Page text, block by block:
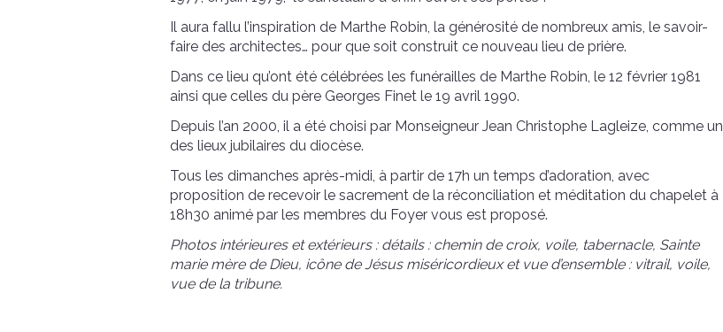
Il aura fallu l’inspiration de Marthe Robin, la générosité de nombreux amis, le savoir-
faire des architectes… pour que soit construit ce nouveau lieu de prière.
Dans ce lieu qu’ont été célébrées les funérailles de Marthe Robin, le 12 février 1981
ainsi que celles du père Georges Finet le 19 avril 1990.
Depuis l’an 2000, il a été choisi par Monseigneur Jean Christophe Lagleize, comme un
des lieux jubilaires du diocèse.
Tous les dimanches après-midi, à partir de 17h un temps d’adoration, avec
proposition de recevoir le sacrement de la réconciliation et méditation du chapelet à
18h30 animé par les membres du Foyer vous est proposé.
Photos intérieures et extérieurs : détails : chemin de croix, voile, tabernacle, Sainte
marie mère de Dieu, icône de Jésus miséricordieux et vue d’ensemble : vitrail, voile,
vue de la tribune.